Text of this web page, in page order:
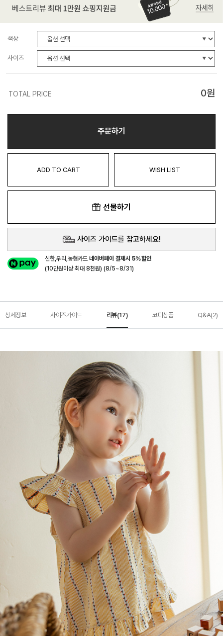
색상
사이즈
TOTAL PRICE 0원
주문하기
ADD TO CART WISH LIST
선물하기
사이즈 가이드를 참고하세요!
신한,우리,농협카드네이버페이 결제시 5%할인
(10만원이상 최대 8천원) (8/5~8/31)
상세정보 사이즈가이드 리뷰(17) 코디상품 Q&A(2)